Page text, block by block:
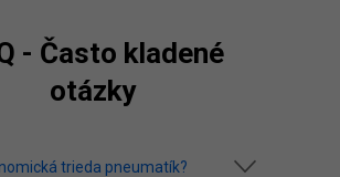
- Často kladené
otázky
trieda pneumatík?